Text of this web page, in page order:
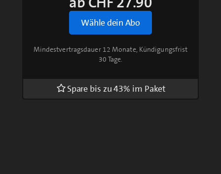
Wähle dein Abo
Mindestvertragsdauer 12 Monate, Kündigungsfrist
30 Tage.
Spare bis zu 43% im Paket